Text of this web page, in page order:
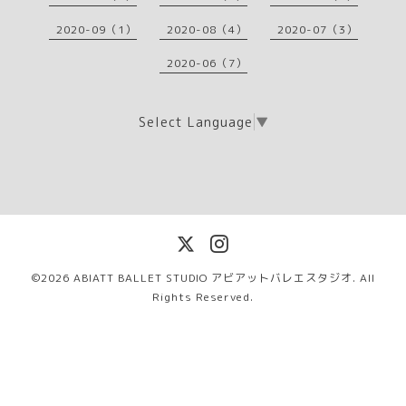
2020-09（1） 2020-08（4） 2020-07（3）
2020-06（7）
Select Language ▼
©2026 ABIATT BALLET STUDIO アビアットバレエスタジオ. All
Rights Reserved.